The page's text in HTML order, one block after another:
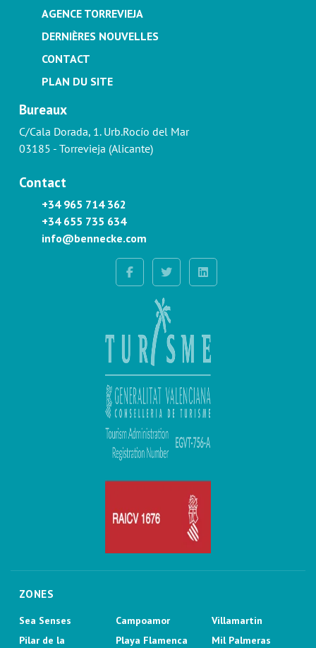
AGENCE TORREVIEJA
DERNIÈRES NOUVELLES
CONTACT
PLAN DU SITE
Bureaux
C/Cala Dorada, 1. Urb.Rocío del Mar
03185 - Torrevieja (Alicante)
Contact
+34 965 714 362
+34 655 735 634
info@bennecke.com
ZONES
Sea Senses
Pilar de la
Campoamor
Playa Flamenca
Villamartin
Mil Palmeras